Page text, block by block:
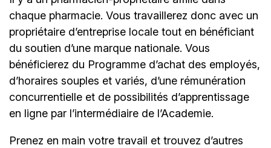
chaque pharmacie. Vous travaillerez donc avec un
propriétaire d’entreprise locale tout en bénéficiant
du soutien d’une marque nationale. Vous
bénéficierez du Programme d’achat des employés,
d’horaires souples et variés, d’une rémunération
concurrentielle et de possibilités d’apprentissage
en ligne par l’intermédiaire de l’Academie.
Prenez en main votre travail et trouvez d’autres